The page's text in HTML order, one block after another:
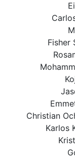
Fisher
Christian
Karlos